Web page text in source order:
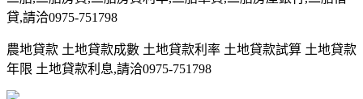
貸,請洽0975-751798
農地貸款 土地貸款成數 土地貸款利率 土地貸款試算 土地貸款
年限 土地貸款利息,請洽0975-751798